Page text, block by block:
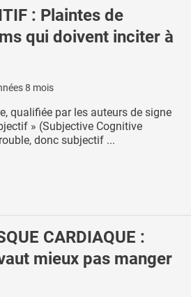
: Plaintes de
qui doivent inciter à
8 mois
qualifiée par les auteurs de signe
» (Subjective Cognitive
donc subjectif ...
CARDIAQUE :
mieux pas manger